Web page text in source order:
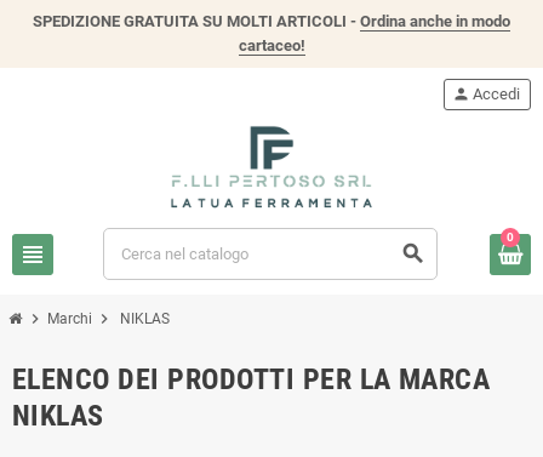
SPEDIZIONE GRATUITA SU MOLTI ARTICOLI - Ordina anche in modo
cartaceo!
view_headline search
person Accedi
0
chevron_right Marchi chevron_right NIKLAS
ELENCO DEI PRODOTTI PER LA MARCA
NIKLAS